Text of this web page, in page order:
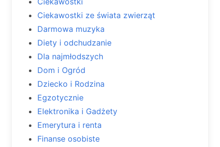
Ciekawostki ze świata zwierząt
Darmowa muzyka
Diety i odchudzanie
Dla najmłodszych
Dom i Ogród
Dziecko i Rodzina
Egzotycznie
Elektronika i Gadżety
Emerytura i renta
Finanse osobiste